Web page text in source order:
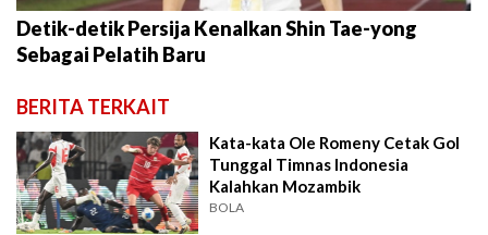
Detik-detik Persija Kenalkan Shin Tae-yong
Sebagai Pelatih Baru
BERITA TERKAIT
Kata-kata Ole Romeny Cetak Gol
Tunggal Timnas Indonesia
Kalahkan Mozambik
BOLA